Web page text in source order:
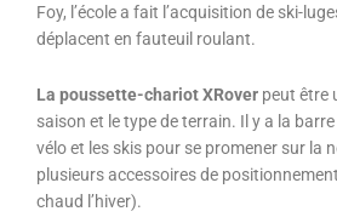
Foy, l’école a fait l’acquisition de ski-
déplacent en fauteuil roulant.
La poussette-chariot XRover peut être
saison et le type de terrain. Il y a la
vélo et les skis pour se promener sur la
plusieurs accessoires de
chaud l’hiver).